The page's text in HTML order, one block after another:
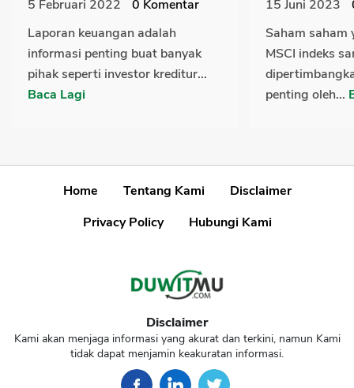
5 Februari 2022 0 Komentar
Laporan keuangan adalah
informasi penting buat banyak
pihak seperti investor kreditur...
Baca Lagi
15 Juni 2023
Saham saham
MSCI indeks
penting oleh...
Home Tentang Kami
Disclaimer
Privacy Policy
Hubungi Kami
Disclaimer
Kami akan menjaga informasi yang akurat dan terkini, namun Kami
tidak dapat menjamin keakuratan informasi.